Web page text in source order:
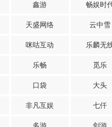
鑫游 畅娱时
天盛网络 云中雪
咪咕互动 乐麟无
乐畅 觅乐
口袋 大头
非凡互娱 七仟